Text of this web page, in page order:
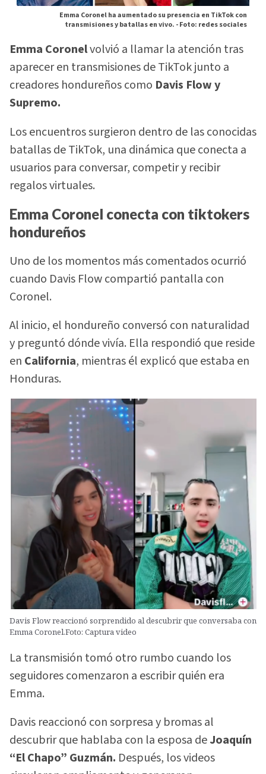
Emma Coronel ha aumentado su presencia en TikTok con
transmisiones y batallas en vivo. -Foto: redes sociales
Emma Coronelvolvió a llamar la atención tras
aparecer en transmisiones de TikTok junto a
creadores hondureños como Davis Flow y
Supremo.
Los encuentros surgieron dentro de las conocidas
batallas de TikTok, una dinámica que conecta a
usuarios para conversar, competir y recibir
regalos virtuales.
Emma Coronel conecta con tiktokers
hondureños
Uno de los momentos más comentados ocurrió
cuando Davis Flow compartió pantalla con
Coronel.
Al inicio, el hondureño conversó con naturalidad
y preguntó dónde vivía. Ella respondió que reside
en California, mientras él explicó que estaba en
Honduras.
Davis Flow reaccionó sorprendido al descubrir que conversaba con
Emma Coronel.Foto: Captura video
La transmisión tomó otro rumbo cuando los
seguidores comenzaron a escribir quién era
Emma.
Davis reaccionó con sorpresa y bromas al
descubrir que hablaba con la esposa deJoaquín
“El Chapo” Guzmán. Después, los videos